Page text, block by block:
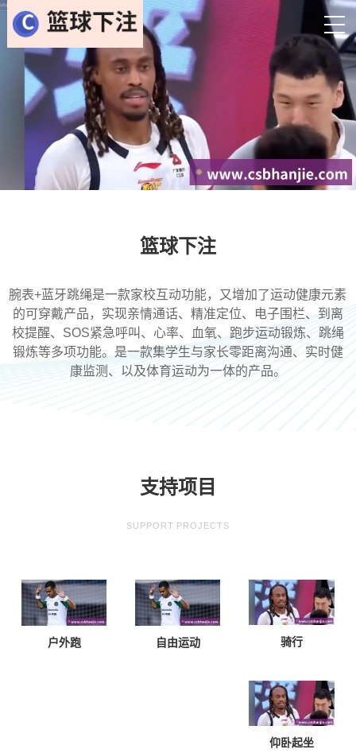
篮球下注
腕表+蓝牙跳绳是一款家校互动功能，又增加了运动健康元素
的可穿戴产品，实现亲情通话、精准定位、电子围栏、到离
校提醒、SOS紧急呼叫、心率、血氧、跑步运动锻炼、跳绳
锻炼等多项功能。是一款集学生与家长零距离沟通、实时健
康监测、以及体育运动为一体的产品。
支持项目
SUPPORT PROJECTS
户外跑 自由运动 骑行
仰卧起坐